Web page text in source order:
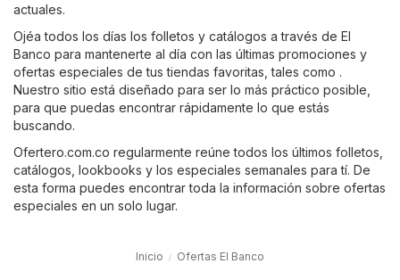
actuales.
Ojéa todos los días los folletos y catálogos a través de El
Banco para mantenerte al día con las últimas promociones y
ofertas especiales de tus tiendas favoritas, tales como .
Nuestro sitio está diseñado para ser lo más práctico posible,
para que puedas encontrar rápidamente lo que estás
buscando.
Ofertero.com.co regularmente reúne todos los últimos folletos,
catálogos, lookbooks y los especiales semanales para tí. De
esta forma puedes encontrar toda la información sobre ofertas
especiales en un solo lugar.
Inicio Ofertas El Banco